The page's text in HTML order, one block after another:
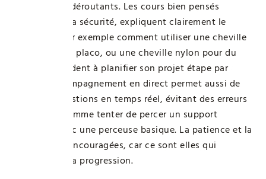
peuvent être déroutants. Les cours bien pensés
insistent sur la sécurité, expliquent clairement le
matériel — par exemple comment utiliser une cheville
Molly pour du placo, ou une cheville nylon pour du
béton — et aident à planifier son projet étape par
étape. L’accompagnement en direct permet aussi de
poser ses questions en temps réel, évitant des erreurs
communes comme tenter de percer un support
complexe avec une perceuse basique. La patience et la
rigueur sont encouragées, car ce sont elles qui
garantissent la progression.